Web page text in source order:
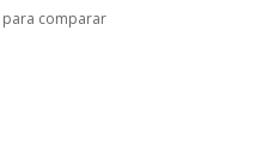
para comparar